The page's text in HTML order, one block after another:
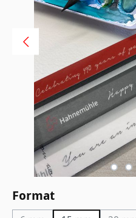
Formatauswählen